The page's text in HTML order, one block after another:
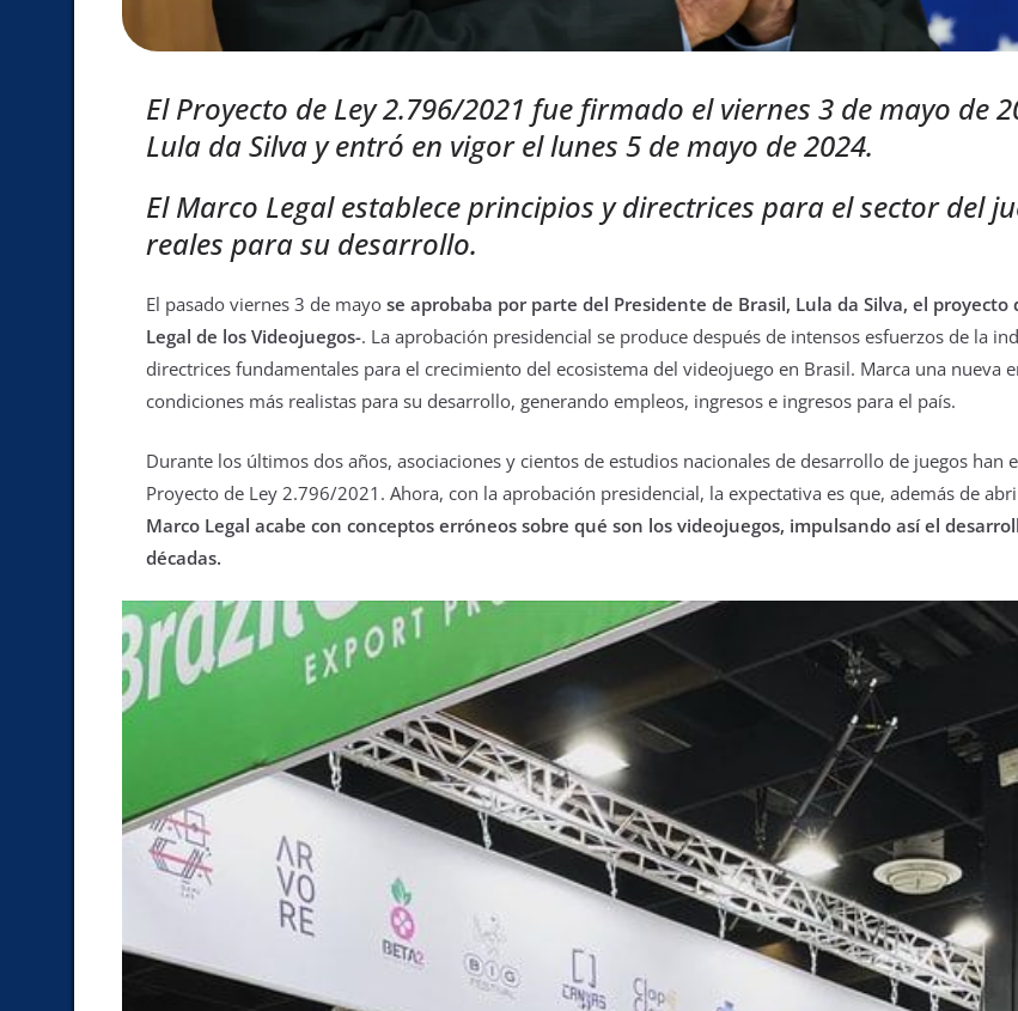
El Proyecto de Ley 2.796/2021 fue firmado el viernes 3 de mayo de
Lula da Silva y entró en vigor el lunes 5 de mayo de 2024.
El Marco Legal establece principios y directrices para el sector del
reales para su desarrollo.
El pasado viernes 3 de mayo se aprobaba por parte del Presidente de Brasil, Lula da Silva, el
Legal de los Videojuegos-. La aprobación presidencial se produce después de intensos esfuerzos de la
directrices fundamentales para el crecimiento del ecosistema del videojuego en Brasil. Marca una nueva
condiciones más realistas para su desarrollo, generando empleos, ingresos e ingresos para el país.
Durante los últimos dos años, asociaciones y cientos de estudios nacionales de desarrollo de juegos
Proyecto de Ley 2.796/2021. Ahora, con la aprobación presidencial, la expectativa es que, además de
Marco Legal acabe con conceptos erróneos sobre qué son los videojuegos, impulsando así el
décadas.